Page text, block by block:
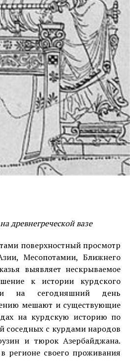
древнегреческой вазе
поверхностный просмотр
Месопотамии, Ближнего
выявляет нескрываемое
к истории курдского
на сегодняшний день
мешают и существующие
на курдскую историю по
соседных с курдами народов
и тюрок Азербайджана.
регионе своего проживания